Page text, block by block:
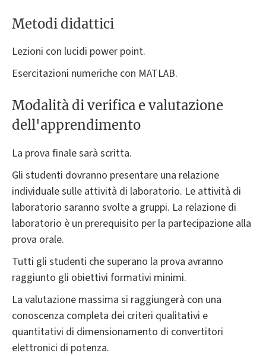
Metodi didattici
Lezioni con lucidi power point.
Esercitazioni numeriche con MATLAB.
Modalità di verifica e valutazione
dell'apprendimento
La prova finale sarà scritta.
Gli studenti dovranno presentare una relazione
individuale sulle attività di laboratorio. Le attività di
laboratorio saranno svolte a gruppi. La relazione di
laboratorio è un prerequisito per la partecipazione alla
prova orale.
Tutti gli studenti che superano la prova avranno
raggiunto gli obiettivi formativi minimi.
La valutazione massima si raggiungerà con una
conoscenza completa dei criteri qualitativi e
quantitativi di dimensionamento di convertitori
elettronici di potenza.